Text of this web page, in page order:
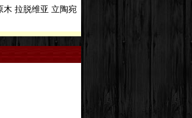
木 拉脱维亚 立陶宛